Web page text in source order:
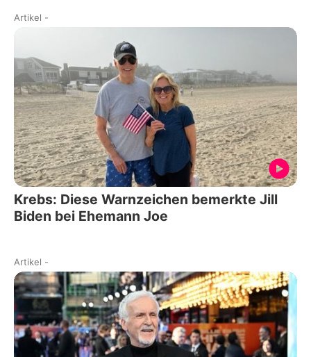
Artikel -
Krebs: Diese Warnzeichen bemerkte Jill
Biden bei Ehemann Joe
Artikel -